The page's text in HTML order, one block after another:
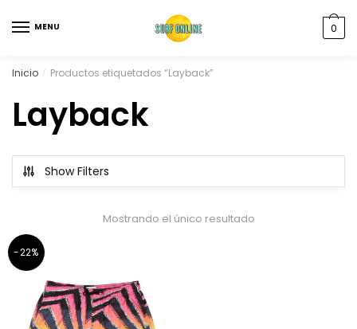
MENU 0
Inicio / Productos etiquetados “Layback”
Layback
Show Filters
Mostrando el único resultado
-22%